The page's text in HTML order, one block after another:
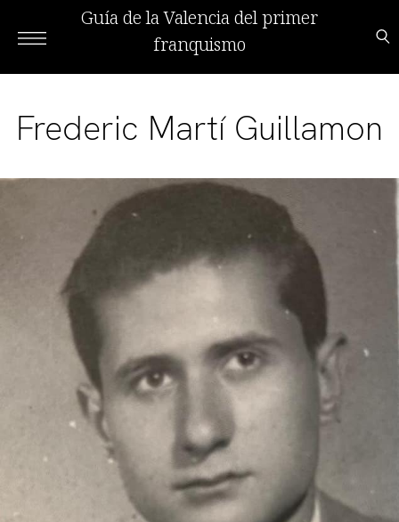
Guía de la Valencia del primer
franquismo
Frederic Martí Guillamon